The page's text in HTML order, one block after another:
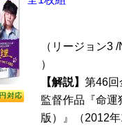
（リージョン3
）
【解説】 第46回
監督作品『命運
版）』（2012